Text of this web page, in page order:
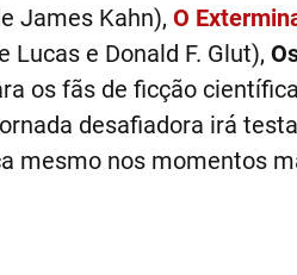
James Kahn), O
Lucas e Donald F. Glut),
os fãs de ficção
desafiadora irá
mesmo nos momentos